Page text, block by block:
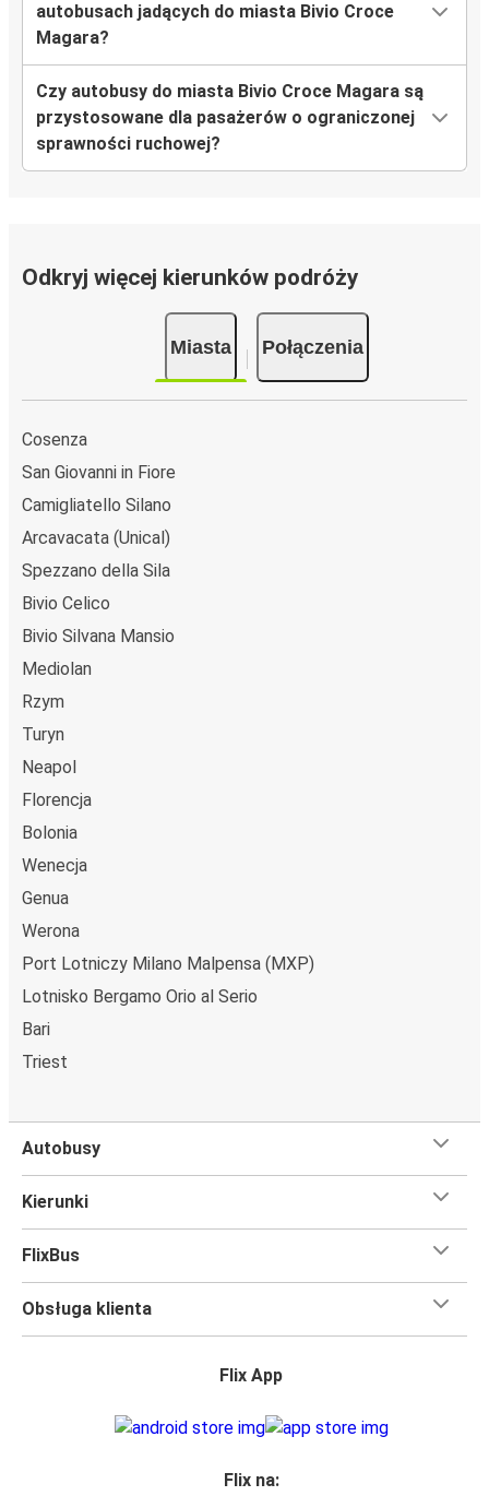
autobusach jadących do miasta Bivio Croce
Magara?
Czy autobusy do miasta Bivio Croce Magara są
przystosowane dla pasażerów o ograniczonej
sprawności ruchowej?
Odkryj więcej kierunków podróży
Miasta Połączenia
Cosenza
San Giovanni in Fiore
Camigliatello Silano
Arcavacata (Unical)
Spezzano della Sila
Bivio Celico
Bivio Silvana Mansio
Mediolan
Rzym
Turyn
Neapol
Florencja
Bolonia
Wenecja
Genua
Werona
Port Lotniczy Milano Malpensa (MXP)
Lotnisko Bergamo Orio al Serio
Bari
Triest
Autobusy
Kierunki
FlixBus
Obsługa klienta
Flix App
Flix na: